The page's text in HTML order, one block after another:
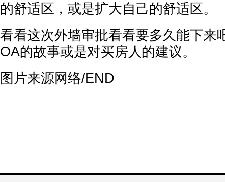
的舒适区，或是扩大自己的舒适区。
看看这次外墙审批看看要多久能下来
OA的故事或是对买房人的建议。
图片来源网络/END